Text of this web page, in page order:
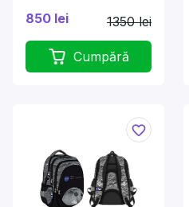
850 lei 1350 lei
Cumpără